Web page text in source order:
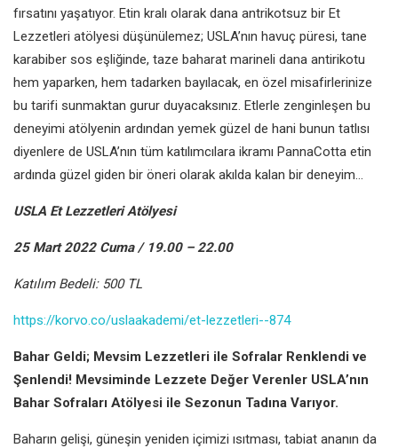
fırsatını yaşatıyor. Etin kralı olarak dana antrikotsuz bir Et
Lezzetleri atölyesi düşünülemez; USLA’nın havuç püresi, tane
karabiber sos eşliğinde, taze baharat marineli dana antirikotu
hem yaparken, hem tadarken bayılacak, en özel misafirlerinize
bu tarifi sunmaktan gurur duyacaksınız. Etlerle zenginleşen bu
deneyimi atölyenin ardından yemek güzel de hani bunun tatlısı
diyenlere de USLA’nın tüm katılımcılara ikramı PannaCotta etin
ardında güzel giden bir öneri olarak akılda kalan bir deneyim…
USLA Et Lezzetleri Atölyesi
25 Mart 2022 Cuma / 19.00 – 22.00
Katılım Bedeli: 500 TL
https://korvo.co/uslaakademi/et-lezzetleri--874
Bahar Geldi; Mevsim Lezzetleri ile Sofralar Renklendi ve
Şenlendi! Mevsiminde Lezzete Değer Verenler USLA’nın
Bahar Sofraları Atölyesi ile Sezonun Tadına Varıyor.
Baharın gelişi, güneşin yeniden içimizi ısıtması, tabiat ananın da